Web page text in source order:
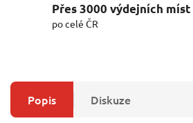
Přes 3000 výdejních míst
po celé ČR
Popis Diskuze